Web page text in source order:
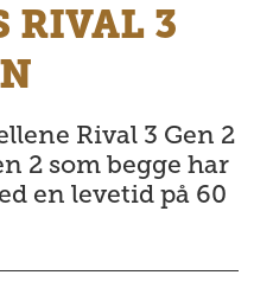
RIVAL 3
Rival 3 Gen 2
2 som begge har
en levetid på 60